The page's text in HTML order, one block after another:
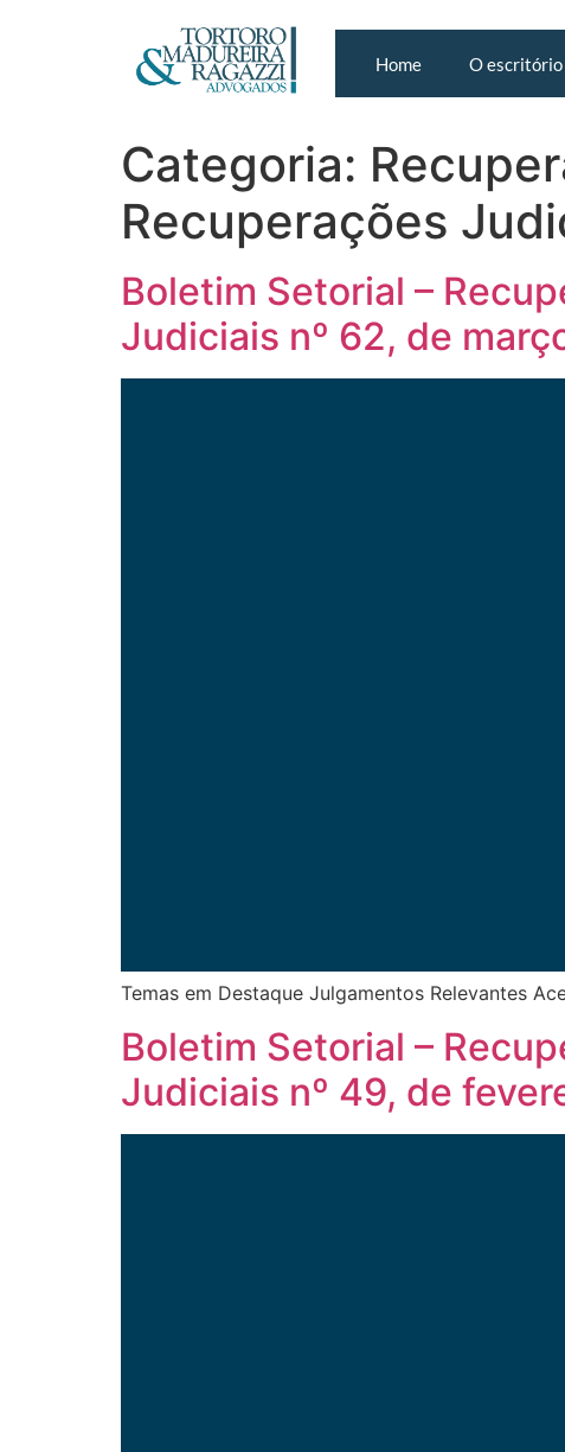
Home O escritório
Categoria:
Recuperações
Boletim Setorial –
Judiciais nº 62, de
Temas em Destaque Julgamentos Relevantes
Boletim Setorial –
Judiciais nº 49, de